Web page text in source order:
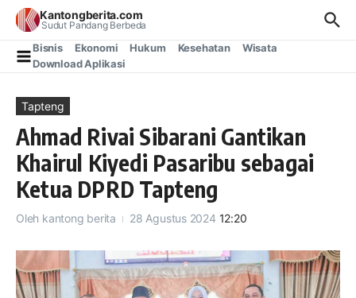
Lewati ke konten
Kantongberita.com
Sudut Pandang Berbeda
Bisnis Ekonomi Hukum Kesehatan
Wisata
Download Aplikasi
Tapteng
Ahmad Rivai Sibarani Gantikan
Khairul Kiyedi Pasaribu sebagai
Ketua DPRD Tapteng
Oleh kantong berita 28 Agustus 2024 12:20